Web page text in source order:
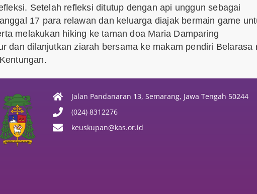
Setelah refleksi ditutup dengan api unggun sebagai
17 para relawan dan keluarga diajak bermain game
melakukan hiking ke taman doa Maria Damparing
dan dilanjutkan ziarah bersama ke makam pendiri Belarasa
Jalan Pandanaran 13, Semarang, Jawa Tengah 50244
(024) 8312276
keuskupan@kas.or.id